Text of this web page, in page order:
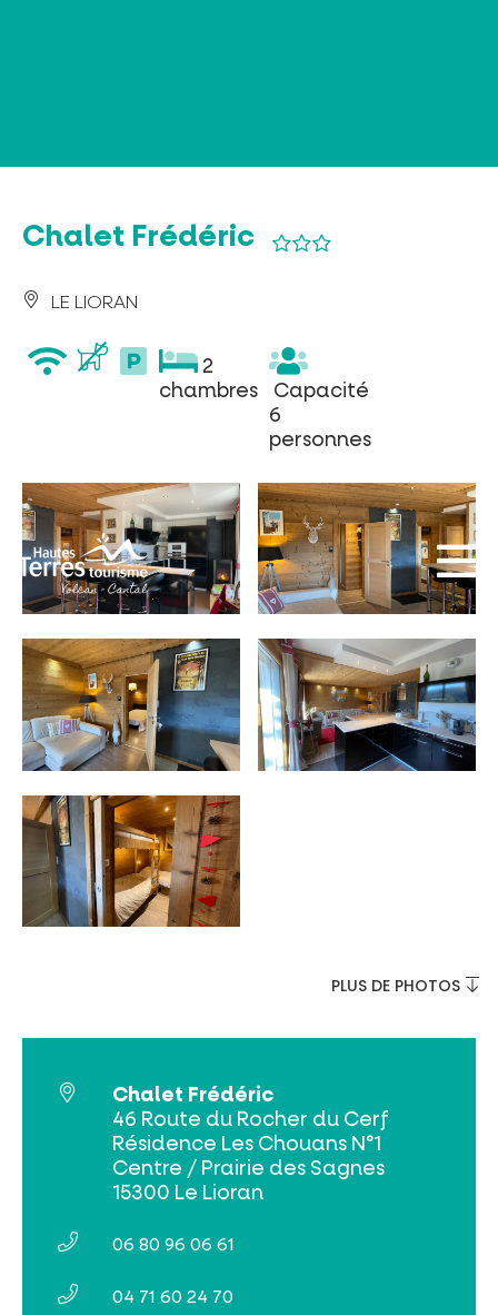
Billetterie en ligne
Tribus et groupes
Rechercher
INCONTOURNABLES
PLEINE NATURE
VISITES ET SAVOIR-FAIRE
Chalet Frédéric
LE LIORAN
wifi
parking
privé
2
chambres
2
chambres
Capacité
6
personnes
Capacité
6
personnes
PLUS DE PHOTOS
Chalet Frédéric
46 Route du Rocher du Cerf
Résidence Les Chouans N°1
Centre / Prairie des Sagnes
15300 Le Lioran
06 80 96 06 61
04 71 60 24 70